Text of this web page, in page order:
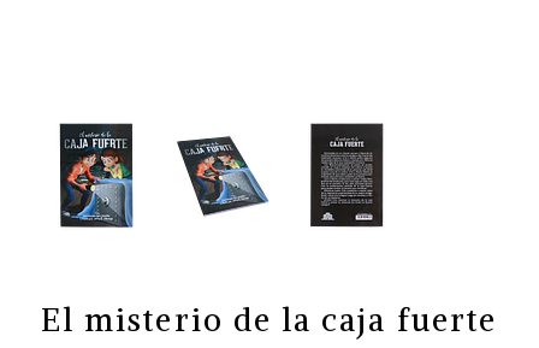
El misterio de la caja fuerte